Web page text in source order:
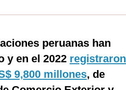
peruanas han
y en el 2022 registraron
9,800 millones, de